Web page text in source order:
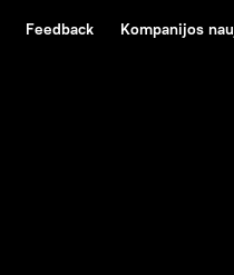
Feedback Kompanijos